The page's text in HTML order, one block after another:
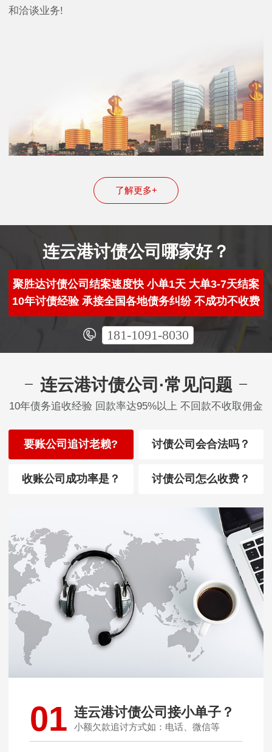
和洽谈业务!
了解更多+
连云港讨债公司哪家好？
聚胜达讨债公司结案速度快 小单1天 大单3-7天结案
10年讨债经验 承接全国各地债务纠纷 不成功不收费
181-1091-8030
连云港讨债公司·常见问题
10年债务追收经验 回款率达95%以上 不回款不收取佣金
要账公司追讨老赖? 讨债公司会合法吗？
收账公司成功率是？ 讨债公司怎么收费？
01 连云港讨债公司接小单子？
小额欠款追讨方式如：电话、微信等